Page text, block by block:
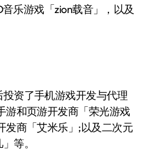
乐游戏「zion载音」，以及
资了手机游戏开发与代理
游和页游开发商「荣光游戏
发商「艾米乐」;以及二次元
等。